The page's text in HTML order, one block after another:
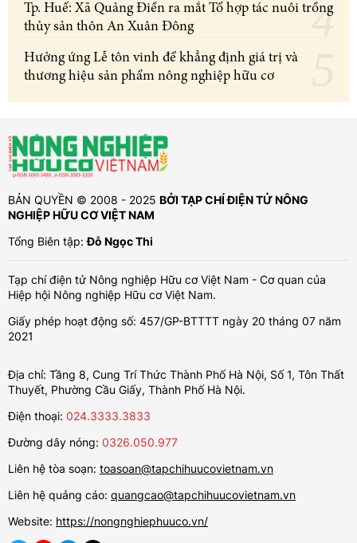
Tp. Huế: Xã Quảng Điền ra mắt Tổ hợp tác nuôi trồng
thủy sản thôn An Xuân Đông
Hưởng ứng Lễ tôn vinh để khẳng định giá trị và
thương hiệu sản phẩm nông nghiệp hữu cơ
BẢN QUYỀN © 2008 - 2025 BỞI TẠP CHÍ ĐIỆN TỬ NÔNG
NGHIỆP HỮU CƠ VIỆT NAM
Tổng Biên tập:Đỗ Ngọc Thi
Tạp chí điện tử Nông nghiệp Hữu cơ Việt Nam - Cơ quan của
Hiệp hội Nông nghiệp Hữu cơ Việt Nam.
Giấy phép hoạt động số: 457/GP-BTTTT ngày 20 tháng 07 năm
2021
Địa chỉ: Tầng 8, Cung Trí Thức Thành Phố Hà Nội, Số 1, Tôn Thất
Thuyết, Phường Cầu Giấy, Thành Phố Hà Nội.
Điện thoại: 024.3333.3833
Đường dây nóng: 0326.050.977
Liên hệ tòa soạn: toasoan@tapchihuucovietnam.vn
Liên hệ quảng cáo: quangcao@tapchihuucovietnam.vn
Website: https://nongnghiephuuco.vn/